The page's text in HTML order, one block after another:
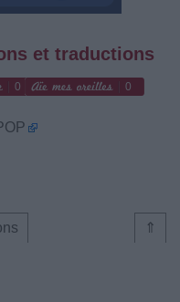
et traductions
0 0
⇑